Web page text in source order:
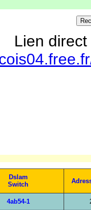
Lien
Dslam
Switch
4ab54-1